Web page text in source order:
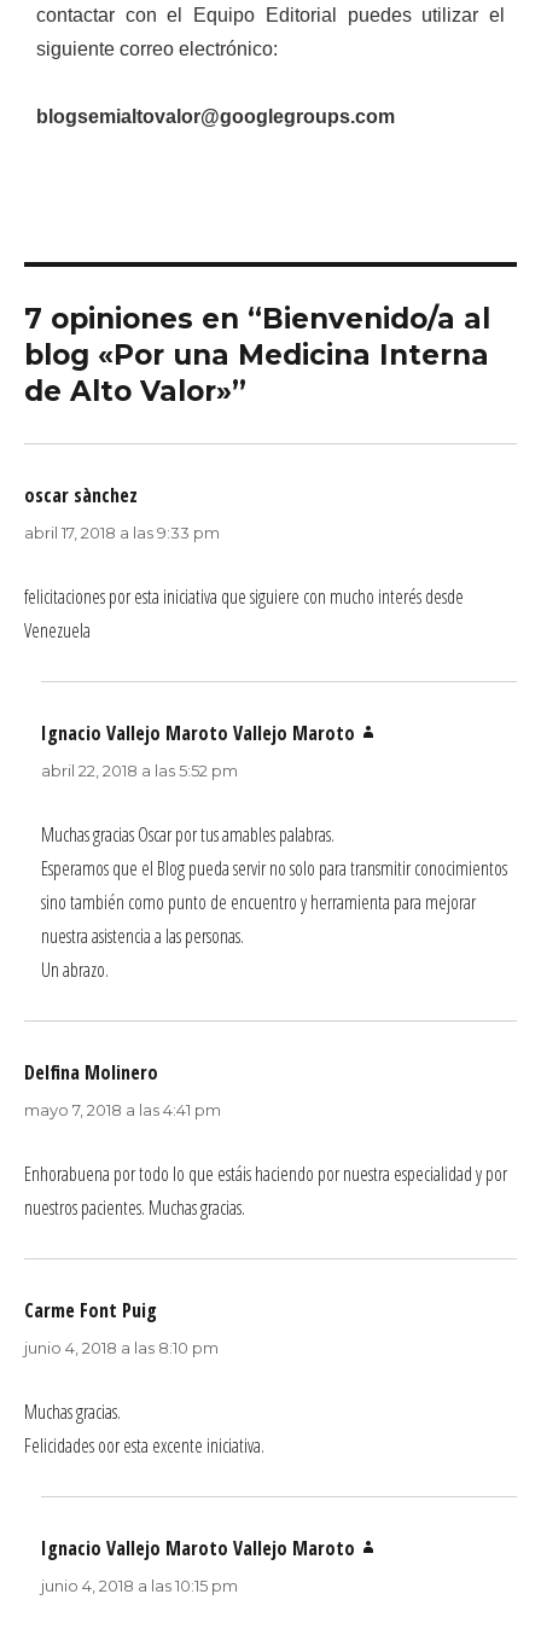
contactar con el Equipo Editorial puedes utilizar el
siguiente correo electrónico:
blogsemialtovalor@googlegroups.com
7 opiniones en “Bienvenido/a al
blog «Por una Medicina Interna
de Alto Valor»”
oscar sànchez
abril 17, 2018 a las 9:33 pm
felicitaciones por esta iniciativa que siguiere con mucho interés desde
Venezuela
Ignacio Vallejo Maroto Vallejo Maroto
abril 22, 2018 a las 5:52 pm
Muchas gracias Oscar por tus amables palabras.
Esperamos que el Blog pueda servir no solo para transmitir conocimientos
sino también como punto de encuentro y herramienta para mejorar
nuestra asistencia a las personas.
Un abrazo.
Delfina Molinero
mayo 7, 2018 a las 4:41 pm
Enhorabuena por todo lo que estáis haciendo por nuestra especialidad y por
nuestros pacientes. Muchas gracias.
Carme Font Puig
junio 4, 2018 a las 8:10 pm
Muchas gracias.
Felicidades oor esta excente iniciativa.
Ignacio Vallejo Maroto Vallejo Maroto
junio 4, 2018 a las 10:15 pm